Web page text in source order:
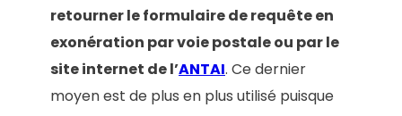
retourner le formulaire de requête en
exonération par voie postale ou par le
site internet de l’ANTAI. Ce dernier
moyen est de plus en plus utilisé puisque